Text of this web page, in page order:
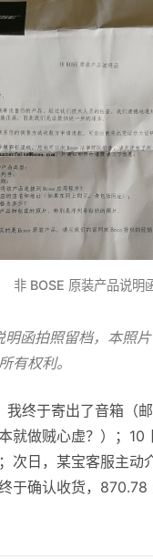
非 BOSE 原装产品说明
函拍照留档，本照
有权利。
我终于寄出了音箱（
就做贼心虚？）；10
次日，某宝客服主动
于确认收货，870.78